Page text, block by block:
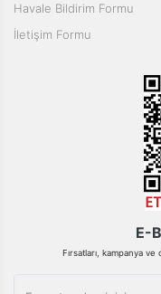
Ürün fiyatı diğer
Bu ürüne benzer farklı
Havale Bildirim Formu
İletişim Formu
E-
Fırsatları, kampanya